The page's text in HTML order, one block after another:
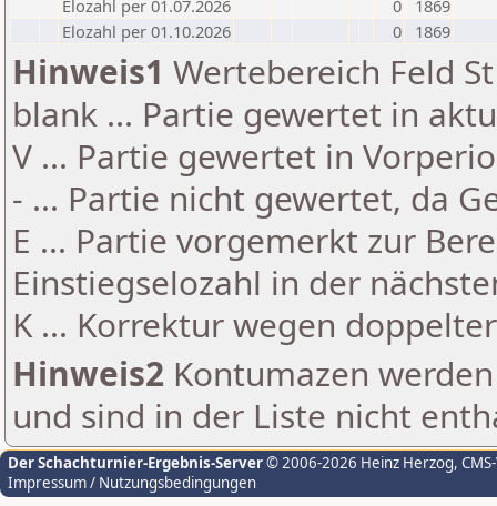
Elozahl per 01.07.2026
0
1869
Elozahl per 01.10.2026
0 1869
Hinweis1 Wertebereich Feld
blank ... Partie gewertet in
V ... Partie gewertet in
- ... Partie nicht gewertet, da
E ... Partie vorgemerkt zur
Einstiegselozahl in der
K ... Korrektur wegen
Hinweis2 Kontumazen
und sind in der Liste nicht
Der Schachturnier-Ergebnis-Server© 2006-2026 Heinz Herzog,
Impressum / Nutzungsbedingungen